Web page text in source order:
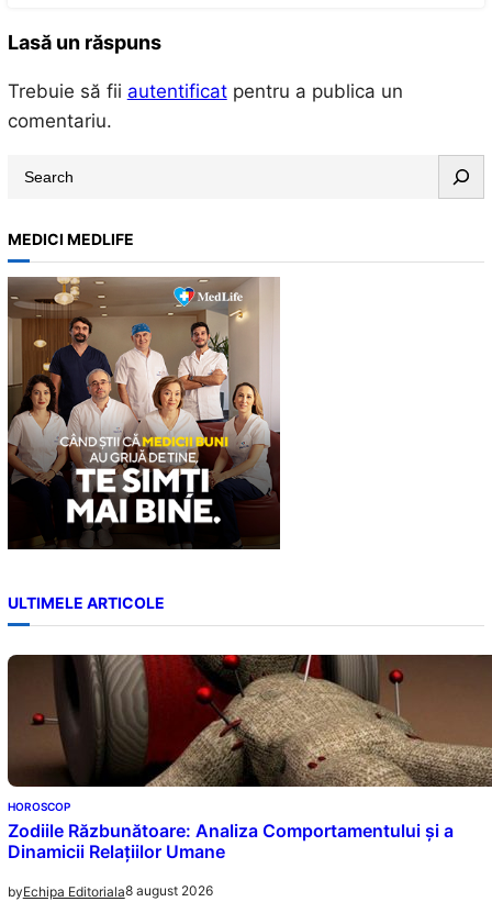
Lasă un răspuns
Trebuie să fii autentificatpentru a publica un
comentariu.
a
r
c
h
MEDICI MEDLIFE
ULTIMELE ARTICOLE
HOROSCOP
Zodiile Răzbunătoare: Analiza Comportamentului și a
Dinamicii Relațiilor Umane
byEchipa Editoriala8 august 2026